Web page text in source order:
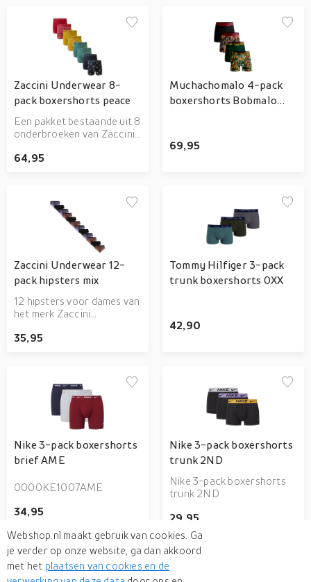
Gemaakt van zachte en
soepele katoenmix.
Zaccini Underwear 8-
pack boxershorts peace
Een pakket bestaande uit 8
onderbroeken van Zaccini
64,95
Muchachomalo 4-pack
boxershorts Bobmalo
69,95
Zaccini Underwear 12-
pack hipsters mix
12 hipsters voor dames van
het merk Zaccini
dit damespack is
zachte en soepele
katoenmix.
35,95
Tommy Hilfiger 3-pack
trunk boxershorts 0XX
42,90
Nike 3-pack boxershorts
brief AME
0000KE1007AME
34,95
Nike 3-pack boxershorts
trunk 2ND
Nike 3-pack boxershorts
trunk 2ND
29,95
Bekijk alle producten
Webshop.nl maakt gebruik van cookies. Ga
je verder op onze website, ga dan akkoord
met het plaatsen van cookies en de